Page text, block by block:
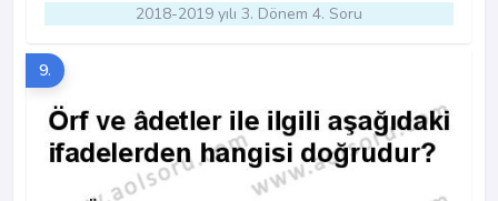
2018-2019 yılı 3. Dönem 4. Soru
9.